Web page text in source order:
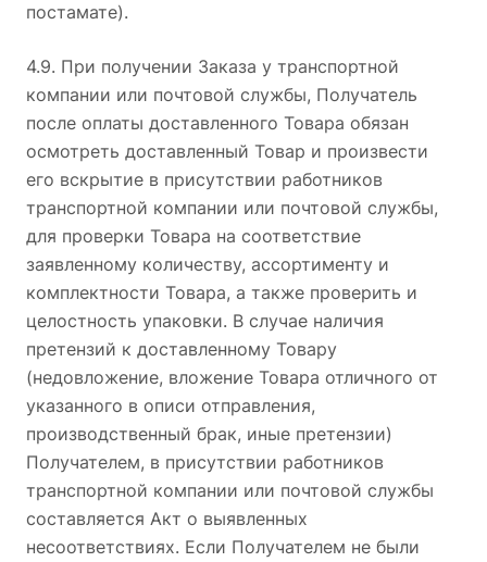
постамате).
4.9. При получении Заказа у транспортной
компании или почтовой службы, Получатель
после оплаты доставленного Товара обязан
осмотреть доставленный Товар и произвести
его вскрытие в присутствии работников
транспортной компании или почтовой службы,
для проверки Товара на соответствие
заявленному количеству, ассортименту и
комплектности Товара, а также проверить и
целостность упаковки. В случае наличия
претензий к доставленному Товару
(недовложение, вложение Товара отличного от
указанного в описи отправления,
производственный брак, иные претензии)
Получателем, в присутствии работников
транспортной компании или почтовой службы
составляется Акт о выявленных
несоответствиях. Если Получателем не были